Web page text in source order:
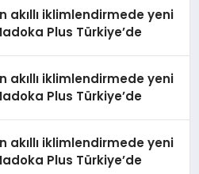
akıllı iklimlendirmede yeni
Plus Türkiye’de
akıllı iklimlendirmede yeni
Plus Türkiye’de
akıllı iklimlendirmede yeni
Plus Türkiye’de